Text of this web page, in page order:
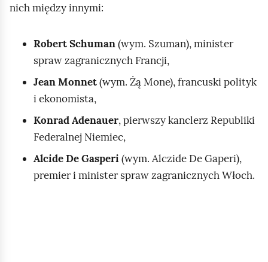
nich między innymi:
Robert Schuman(wym. Szuman), minister
spraw zagranicznych Francji,
Jean Monnet(wym. Żą Mone), francuski polityk
i ekonomista,
Konrad Adenauer, pierwszy kanclerz Republiki
Federalnej Niemiec,
Alcide De Gasperi(wym. Alczide De Gaperi),
premier i minister spraw zagranicznych Włoch.